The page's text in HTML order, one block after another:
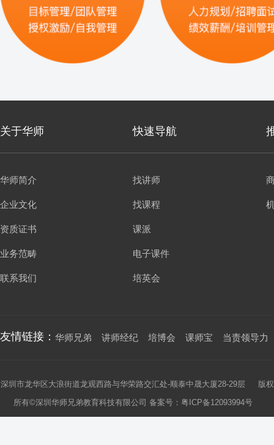
关于华师 快速导航
华师简介
企业文化
资质证书
业务范畴
联系我们
找讲师
找课程
课派
电子课件
培英会
友情链接： 华师兄弟 讲师经纪 培博会 课师宝 当责领导力
深圳市龙华区大浪街道龙观西路与华荣路交汇处-顺泰中晟大厦28-29层 版权
所有©深圳华师兄弟教育科技有限公司 备案号： 粤ICP备12093994号